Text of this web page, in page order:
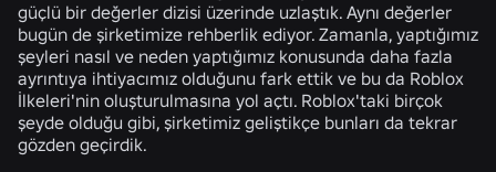
güçlü bir değerler dizisi üzerinde uzlaştık. Aynı değerler
bugün de şirketimize rehberlik ediyor. Zamanla, yaptığımız
şeyleri nasıl ve neden yaptığımız konusunda daha fazla
ayrıntıya ihtiyacımız olduğunu fark ettik ve bu da Roblox
İlkeleri'nin oluşturulmasına yol açtı. Roblox'taki birçok
şeyde olduğu gibi, şirketimiz geliştikçe bunları da tekrar
gözden geçirdik.